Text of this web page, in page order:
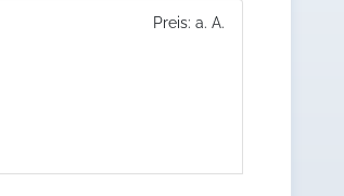
Preis: a. A.